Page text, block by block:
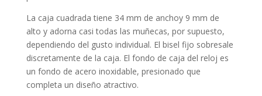
La caja cuadrada tiene 34 mm de anchoy 9 mm de
alto y adorna casi todas las muñecas, por supuesto,
dependiendo del gusto individual. El bisel fijo sobresale
discretamente de la caja. El fondo de caja del reloj es
un fondo de acero inoxidable, presionado que
completa un diseño atractivo.